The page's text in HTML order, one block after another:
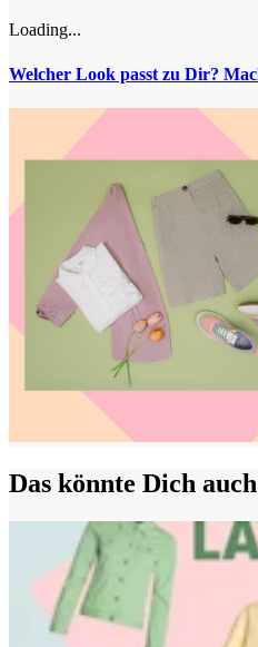
Loading...
Welcher Look passt zu Dir?
Das könnte Dich